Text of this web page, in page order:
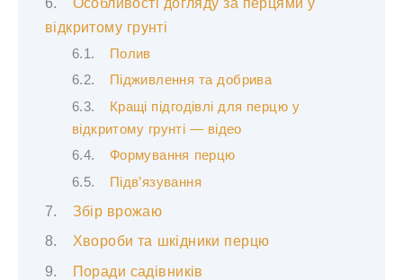
відкритому грунті
Полив
Підживлення та добрива
Кращі підгодівлі для перцю у
відкритому грунті — відео
Формування перцю
Підв’язування
Збір врожаю
Хвороби та шкідники перцю
Поради садівників